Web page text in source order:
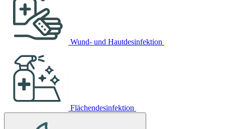
Wund- und Hautdesinfektion
Flächendesinfektion